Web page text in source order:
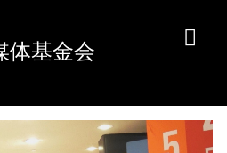
体基金会